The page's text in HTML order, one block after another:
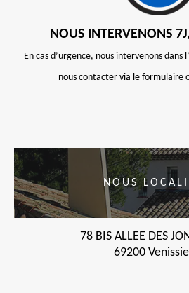
NOUS INTERVENONS
En cas d’urgence, nous intervenons dans
nous contacter via le formulaire
NOUS
78 BIS ALLEE DES
69200